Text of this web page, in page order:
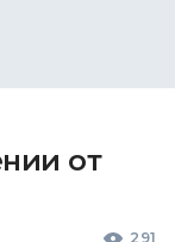
от
291